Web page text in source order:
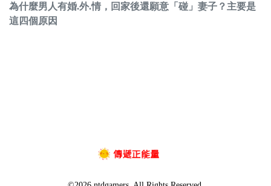
為什麼男人有婚.外.情，回家後還願意「碰」妻子？主要是
這四個原因